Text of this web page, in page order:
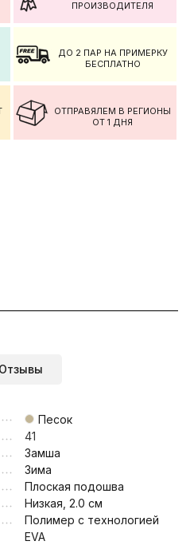
ПРОИЗВОДИТЕЛЯ
ДО 2 ПАР НА ПРИМЕРКУ
БЕСПЛАТНО
ОТПРАВЯЛЕМ В РЕГИОНЫ
ОТ 1 ДНЯ
Отзывы
Песок
41
Замша
Зима
Плоская подошва
Низкая, 2.0 см
Полимер с технологией
EVA